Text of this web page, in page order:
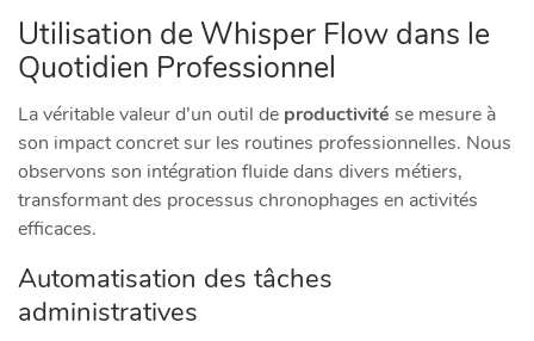
Utilisation de Whisper Flow dans le
Quotidien Professionnel
La véritable valeur d’un outil de productivité se mesure à
son impact concret sur les routines professionnelles. Nous
observons son intégration fluide dans divers métiers,
transformant des processus chronophages en activités
efficaces.
Automatisation des tâches
administratives